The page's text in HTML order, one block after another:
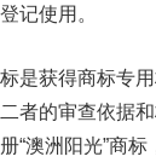
记使用。
获得商标专用
者的审查依据
“澳洲阳光”商